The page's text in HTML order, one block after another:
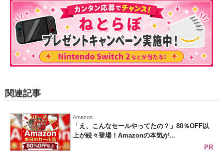
関連記事
Amazon
「え、こんなセールやってたの？」80％OFF以
上が続々登場！Amazonの本気が...
PR